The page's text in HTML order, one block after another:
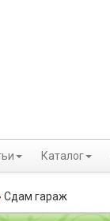
Каталог
Сдам гараж